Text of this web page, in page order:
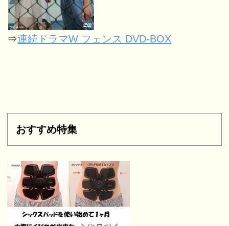
⇒連続ドラマW フェンス DVD-BOX
おすすめ特集